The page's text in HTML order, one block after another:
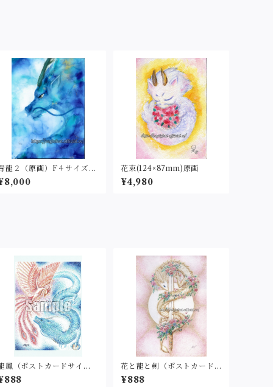
龍２（原画）F４サイズ33
花束(124×87mm)原画
¥4,980
鳳（ポストカードサイ
・印刷）
花と龍と剣（ポストカード
サイズ・印刷）
¥888